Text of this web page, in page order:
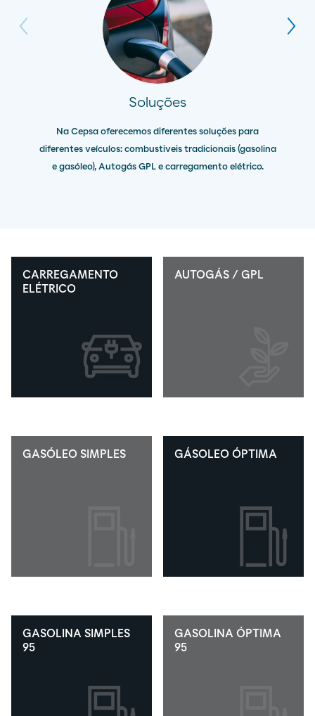
Soluções
Na Cepsa oferecemos diferentes soluções para
diferentes veículos: combustiveis tradicionais (gasolina
e gasóleo), Autogás GPL e carregamento elétrico.
CARREGAMENTO
ELÉTRICO
AUTOGÁS / GPL
GASÓLEO SIMPLES GÁSOLEO ÓPTIMA
GASOLINA SIMPLES
95
GASOLINA ÓPTIMA
95